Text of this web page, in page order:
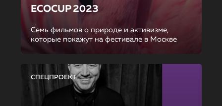
ECOCUP 2023
Семь фильмов о природе и активизме,
которые покажут на фестивале в Москве
СПЕЦПРОЕКТ